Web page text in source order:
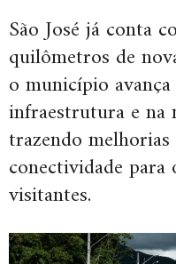
São José já conta
quilômetros de
o município
infraestrutura e na
trazendo
conectividade para
visitantes.